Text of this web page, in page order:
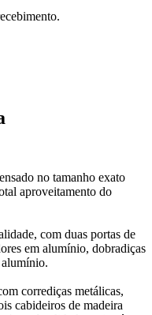
no tamanho exato
aproveitamento do
com duas portas de
em alumínio, dobradiças
corrediças metálicas,
cabideiros de madeira